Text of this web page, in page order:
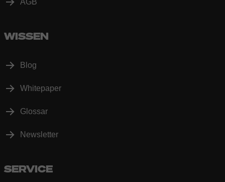
WISSEN
Blog
Whitepaper
Glossar
Newsletter
SERVICE